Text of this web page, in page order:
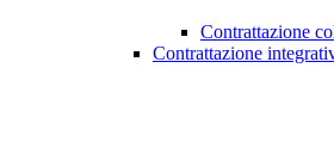
Contrattazione
Contrattazione